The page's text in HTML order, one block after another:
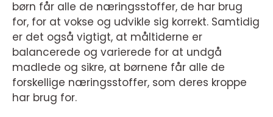
børn får alle de næringsstoffer, de har brug
for, for at vokse og udvikle sig korrekt. Samtidig
er det også vigtigt, at måltiderne er
balancerede og varierede for at undgå
madlede og sikre, at børnene får alle de
forskellige næringsstoffer, som deres kroppe
har brug for.